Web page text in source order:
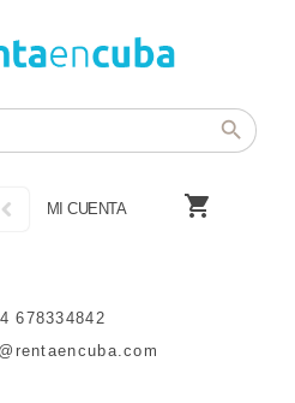
678334842
MI CUENTA 